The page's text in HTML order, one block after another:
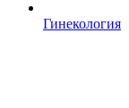
Гинекология